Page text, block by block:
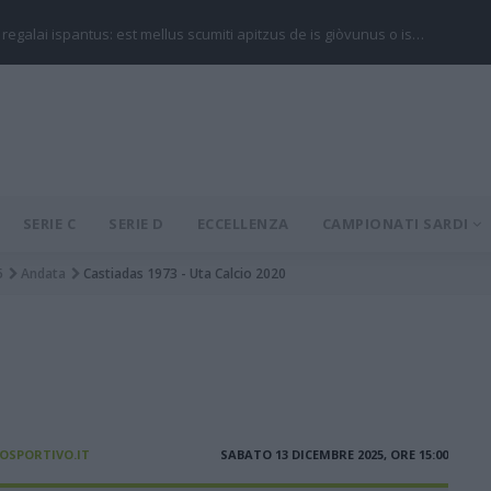
regalai ispantus: est mellus scumiti apitzus de is giòvunus o is…
SERIE C SERIE D ECCELLENZA CAMPIONATI SARDI
Andata Castiadas 1973 - Uta Calcio 2020
SABATO 13 DICEMBRE 2025, ORE 15:00